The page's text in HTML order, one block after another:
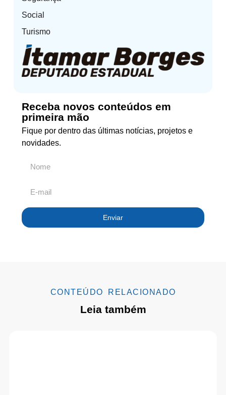
Social
Turismo
Receba novos conteúdos em
primeira mão
Fique por dentro das últimas notícias, projetos e
novidades.
Enviar
CONTEÚDO RELACIONADO
Leia também